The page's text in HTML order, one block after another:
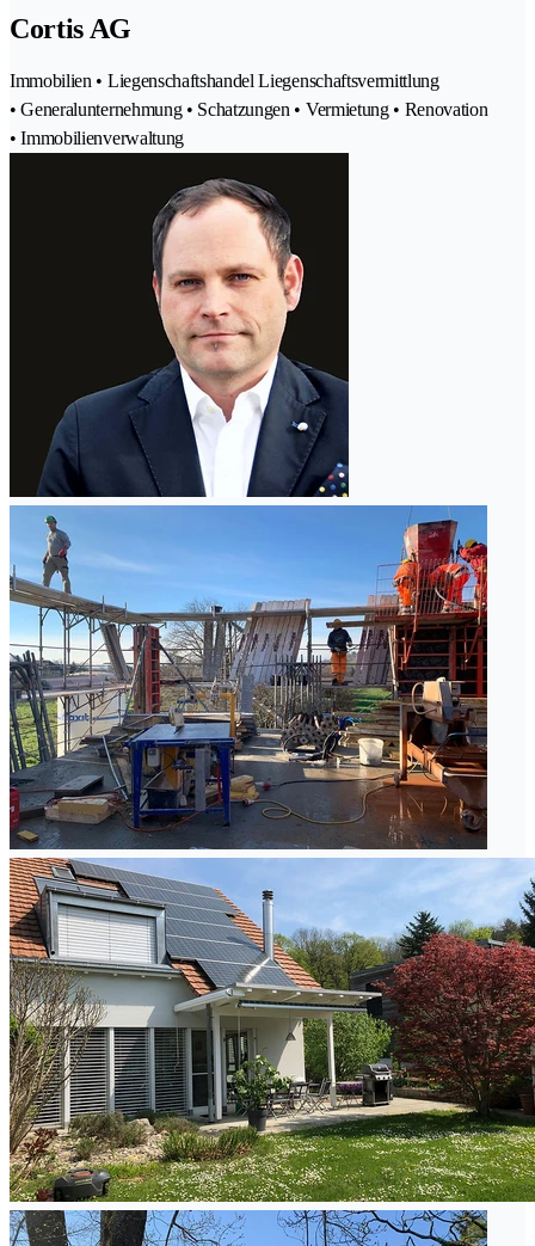
Cortis AG
Immobilien • Liegenschaftshandel Liegenschaftsvermittlung
• Generalunternehmung • Schatzungen • Vermietung • Renovation
• Immobilienverwaltung